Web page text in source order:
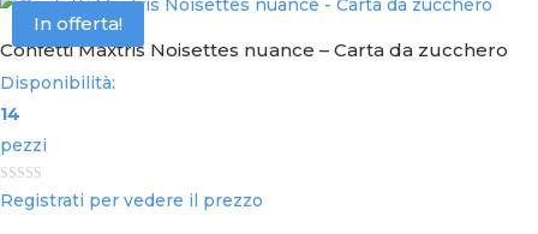
In offerta!
Confetti Maxtris Noisettes nuance – Carta da zucchero
Disponibilità:
14
pezzi
0
o
Registrati per vedere il prezzo